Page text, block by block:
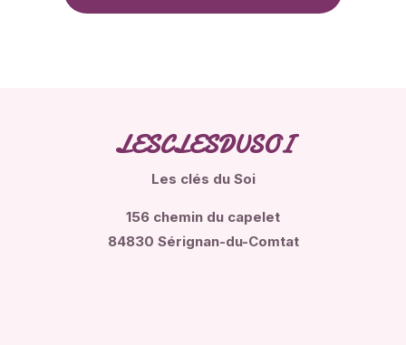
LESCLESDUSOI
Les clés du Soi
156 chemin du capelet
84830 Sérignan-du-Comtat